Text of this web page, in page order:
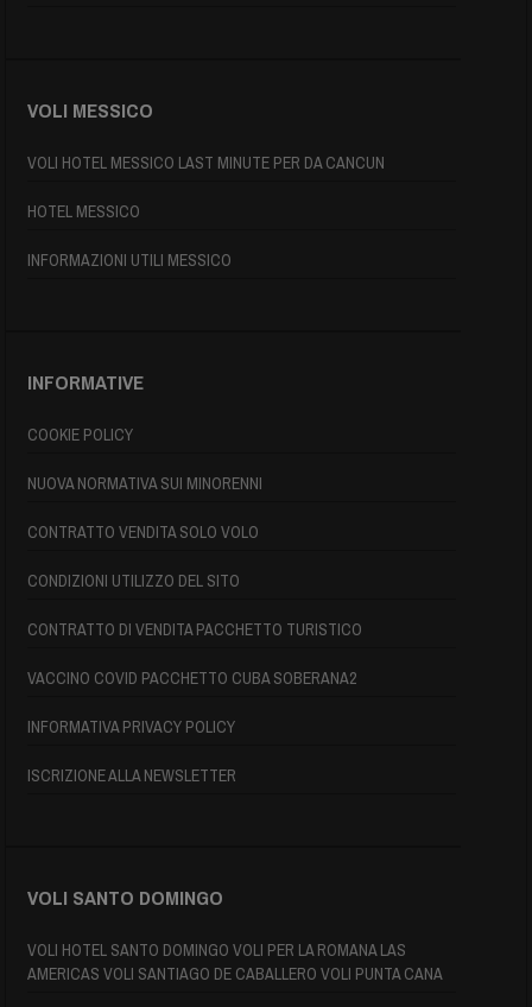
VOLI MESSICO
VOLI HOTEL MESSICO LAST MINUTE PER DA CANCUN
HOTEL MESSICO
INFORMAZIONI UTILI MESSICO
INFORMATIVE
COOKIE POLICY
NUOVA NORMATIVA SUI MINORENNI
CONTRATTO VENDITA SOLO VOLO
CONDIZIONI UTILIZZO DEL SITO
CONTRATTO DI VENDITA PACCHETTO TURISTICO
VACCINO COVID PACCHETTO CUBA SOBERANA2
INFORMATIVA PRIVACY POLICY
ISCRIZIONE ALLA NEWSLETTER
VOLI SANTO DOMINGO
VOLI HOTEL SANTO DOMINGO VOLI PER LA ROMANA LAS
AMERICAS VOLI SANTIAGO DE CABALLERO VOLI PUNTA CANA